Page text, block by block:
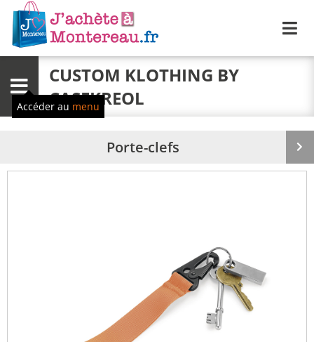
Menu
CUSTOM KLOTHING BY
CASEKREOL
Accéder au menu
Porte-clefs